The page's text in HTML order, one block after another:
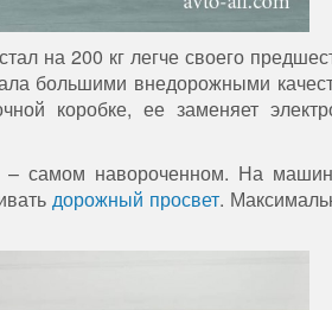
на 200 кг легче своего
большими внедорожными
коробке, ее заменяет
– самом навороченном. На
дорожный просвет.